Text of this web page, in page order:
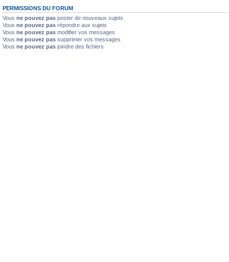
PERMISSIONS DU FORUM
Vous ne pouvez pas poster de nouveaux sujets
Vous ne pouvez pas répondre aux sujets
Vous ne pouvez pas modifier vos messages
Vous ne pouvez pas supprimer vos messages
Vous ne pouvez pas joindre des fichiers